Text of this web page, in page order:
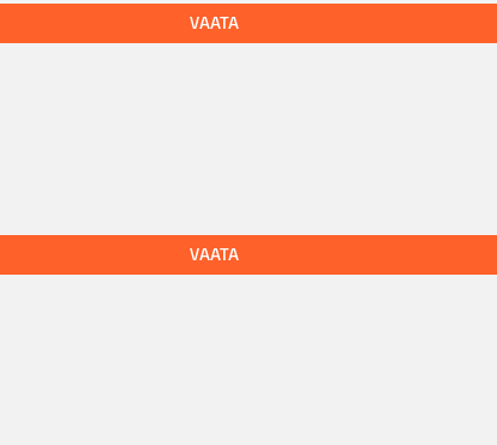
VAATA
VAATA